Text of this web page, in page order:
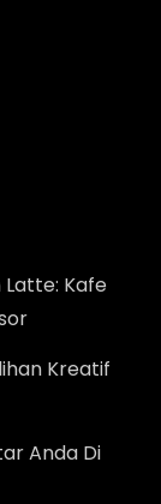
Kafe
Kreatif
Anda Di